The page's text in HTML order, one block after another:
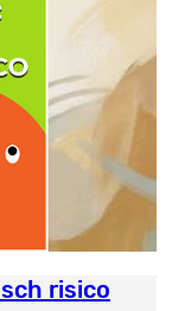
risico